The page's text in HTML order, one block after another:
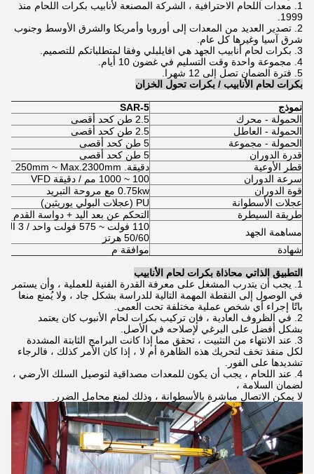
1. معدات اللحام الاحترافية ، الشركة المصنعة لأنابيب بكرات اللحام منذ
1999.
2. تصدير العديد من المعدات إلى أوروبا وأمريكا والشرق الأوسط وجنوب
شرق آسيا وغيرها كل عام.
3. بكرات لحام أنابيب الجهد هي افايلبلي وفقا لمتطلباتكم للتصميم.
4. مجموعة واحدة وقت التسليم في غضون 10 أيام.
5. فترة الضمان تصل إلى 12 شهرا.
بكرات لحام الأنابيب / بكرات تحول الخزان
نموذج
SAR-5
الحمولة - محرك
2.5 طن كحد أقصى
الحمولة - العاطل
2.5 طن كحد أقصى
الحمولة - مجموعة
5 طن كحد أقصى
قدرة الدوران
5 طن كحد أقصى
قطر الأوعية
دقيقة. 250mm ~ Max.2300mm
سرعة الدوران
100 ~ 1000 مم / دقيقة VFD
قوة الدوران
0.75kw مع مروحة التبريد
عجلات الأسطوانة
PU (عجلات البولي يوريثين)
طريقة السيطرة
التحكم عن بعد اليد + دواسة القدم
مساهمة الجهد
110 فولت ~ 575
50/60 هرتز
شهادة
موافقة م
التطبيق الذاتي محاذاة بكرات لحام الأنابيب
1. يجب أن يتدرب المشغل على معرفة القدرة الفنية للعملية ، وأن يستمر
في الوصول إلى النقطة المهمة التالية للدراسة بشكل جاد ، ولا يُمنع منعا
باتًا إجراء أي شخص عملية مختلفة تحت العمى.
2. في الظروف العادية ، فإن تركيب بكرات لحام الأنبوب كان يعتمد
بشكل أفضل على البرغي لإصلاحه في الأصل.
3. عند الانتهاء من التثبيت ، تحقق مما إذا كانت البرامج الثابتة المشددة
لكل منفذ تخف لتحريك هذه الظاهرة أم لا ، إذا كان الأمر كذلك ، فالرجاء
تشديدها على الفور.
4. عند اللحام ، يجب أن يكون للمعدات مصداقية لتوصيل السلك الأرضي ،
لضمان السلامة ،
لا يمكن الاتصال مباشرة بالأسطوانة ، وذلك لمنع محامل الضرر.